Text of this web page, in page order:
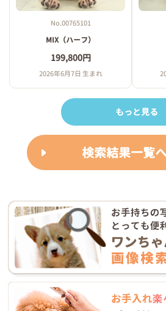
No.00765101
MIX（ハーフ）
199,800円
2026年6月7日 生まれ
もっと見る
検索結果一覧